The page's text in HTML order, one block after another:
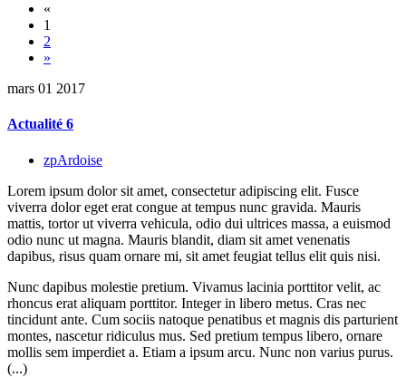
«
1
2
»
mars 01 2017
Actualité 6
zpArdoise
Lorem ipsum dolor sit amet, consectetur adipiscing elit. Fusce
viverra dolor eget erat congue at tempus nunc gravida. Mauris
mattis, tortor ut viverra vehicula, odio dui ultrices massa, a euismod
odio nunc ut magna. Mauris blandit, diam sit amet venenatis
dapibus, risus quam ornare mi, sit amet feugiat tellus elit quis nisi.
Nunc dapibus molestie pretium. Vivamus lacinia porttitor velit, ac
rhoncus erat aliquam porttitor. Integer in libero metus. Cras nec
tincidunt ante. Cum sociis natoque penatibus et magnis dis parturient
montes, nascetur ridiculus mus. Sed pretium tempus libero, ornare
mollis sem imperdiet a. Etiam a ipsum arcu. Nunc non varius purus.
(...)